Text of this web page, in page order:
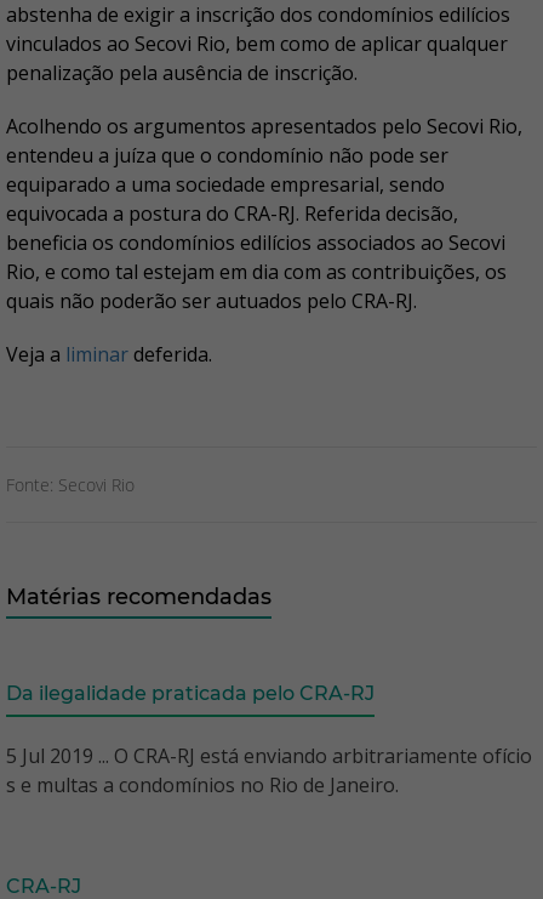
abstenha de exigir a inscrição dos condomínios edilícios
vinculados ao Secovi Rio, bem como de aplicar qualquer
penalização pela ausência de inscrição.
Acolhendo os argumentos apresentados pelo Secovi Rio,
entendeu a juíza que o condomínio não pode ser
equiparado a uma sociedade empresarial, sendo
equivocada a postura do CRA-RJ. Referida decisão,
beneficia os condomínios edilícios associados ao Secovi
Rio, e como tal estejam em dia com as contribuições, os
quais não poderão ser autuados pelo CRA-RJ.
Veja a liminardeferida.
Fonte: Secovi Rio
Matérias recomendadas
Da ilegalidade praticada pelo CRA-RJ
5 Jul 2019 ... O CRA-RJ está enviando arbitrariamente ofício
s e multas a condomínios no Rio de Janeiro.
CRA-RJ